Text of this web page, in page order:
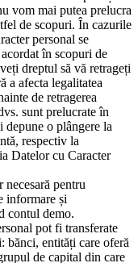
vom mai putea prelucra
de scopuri. În cazurile
personal se
în scopuri de
dreptul să vă retrageți
a afecta legalitatea
de retragerea
sunt prelucrate în
depune o plângere la
respectiv la
Datelor cu Caracter
necesară pentru
informare și
contul demo.
pot fi transferate
bănci, entități care oferă
de capital din care